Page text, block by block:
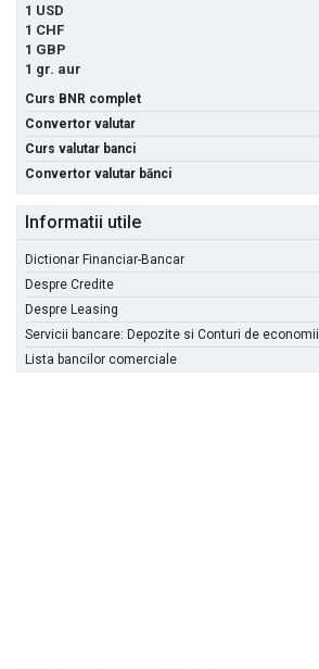
1 USD
1 CHF
1 GBP
1 gr. aur
Curs BNR complet
Convertor valutar
Curs valutar banci
Convertor valutar bănci
Informatii utile
Dictionar Financiar-Bancar
Despre Credite
Despre Leasing
Servicii bancare: Depozite si Conturi de economii
Lista bancilor comerciale